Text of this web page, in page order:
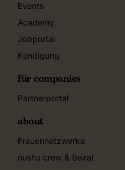
Events
Academy
Jobportal
Kündigung
für companies
Partnerportal
about
Frauennetzwerke
nushu crew & Beirat